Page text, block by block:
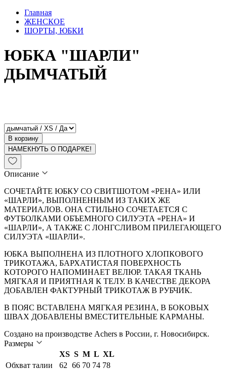
Главная
ЖЕНСКОЕ
ШОРТЫ, ЮБКИ
ЮБКА "ШАРЛИ"
ДЫМЧАТЫЙ
В корзину
НАМЕКНУТЬ О ПОДАРКЕ!
Описание
СОЧЕТАЙТЕ ЮБКУ СО СВИТШОТОМ «РЕНА» ИЛИ
«ШАРЛИ», ВЫПОЛНЕННЫМ ИЗ ТАКИХ ЖЕ
МАТЕРИАЛОВ. ОНА СТИЛЬНО СОЧЕТАЕТСЯ С
ФУТБОЛКАМИ ОБЪЕМНОГО СИЛУЭТА «РЕНА» И
«ШАРЛИ», А ТАКЖЕ С ЛОНГСЛИВОМ ПРИЛЕГАЮЩЕГО
СИЛУЭТА «ШАРЛИ».
ЮБКА ВЫПОЛНЕНА ИЗ ПЛОТНОГО ХЛОПКОВОГО
ТРИКОТАЖА, БАРХАТИСТАЯ ПОВЕРХНОСТЬ
КОТОРОГО НАПОМИНАЕТ ВЕЛЮР. ТАКАЯ ТКАНЬ
МЯГКАЯ И ПРИЯТНАЯ К ТЕЛУ. В КАЧЕСТВЕ ДЕКОРА
ДОБАВЛЕН ФАКТУРНЫЙ ТРИКОТАЖ В РУБЧИК.
В ПОЯС ВСТАВЛЕНА МЯГКАЯ РЕЗИНА, В БОКОВЫХ
ШВАХ ДОБАВЛЕНЫ ВМЕСТИТЕЛЬНЫЕ КАРМАНЫ.
Создано на производстве Achers в России, г. Новосибирск.
Размеры
XS S M L XL
Обхват талии
62 66 70 74 78